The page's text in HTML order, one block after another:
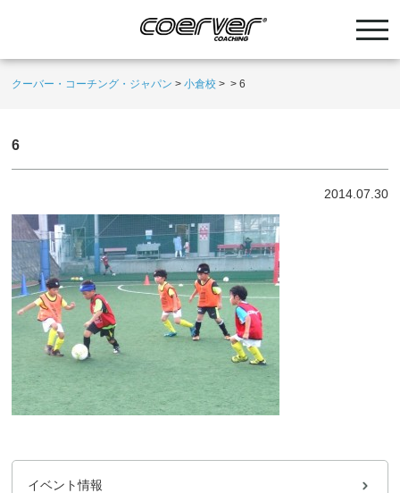
クーバー・コーチング・ジャパン >小倉校 > >6
6
2014.07.30
イベント情報